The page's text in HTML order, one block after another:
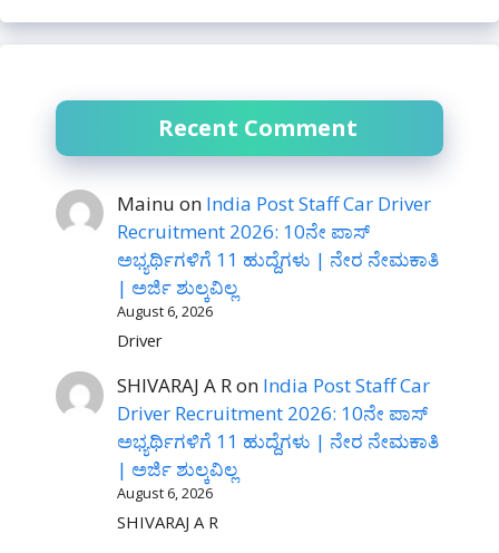
Recent Comment
Mainu on India Post Staff Car Driver
Recruitment 2026: 10ನೇ ಪಾಸ್
ಅಭ್ಯರ್ಥಿಗಳಿಗೆ 11 ಹುದ್ದೆಗಳು | ನೇರ ನೇಮಕಾತಿ
| ಅರ್ಜಿ ಶುಲ್ಕವಿಲ್ಲ
August 6, 2026
Driver
SHIVARAJ A Ron India Post Staff Car
Driver Recruitment 2026: 10ನೇ ಪಾಸ್
ಅಭ್ಯರ್ಥಿಗಳಿಗೆ 11 ಹುದ್ದೆಗಳು | ನೇರ ನೇಮಕಾತಿ
| ಅರ್ಜಿ ಶುಲ್ಕವಿಲ್ಲ
August 6, 2026
SHIVARAJ A R